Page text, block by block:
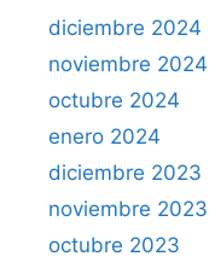
diciembre 2024
noviembre 2024
octubre 2024
enero 2024
diciembre 2023
noviembre 2023
octubre 2023